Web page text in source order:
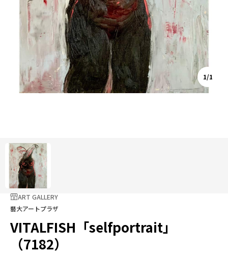
1/1
ART GALLERY
藝大アートプラザ
VITALFISH「selfportrait」
（7182）